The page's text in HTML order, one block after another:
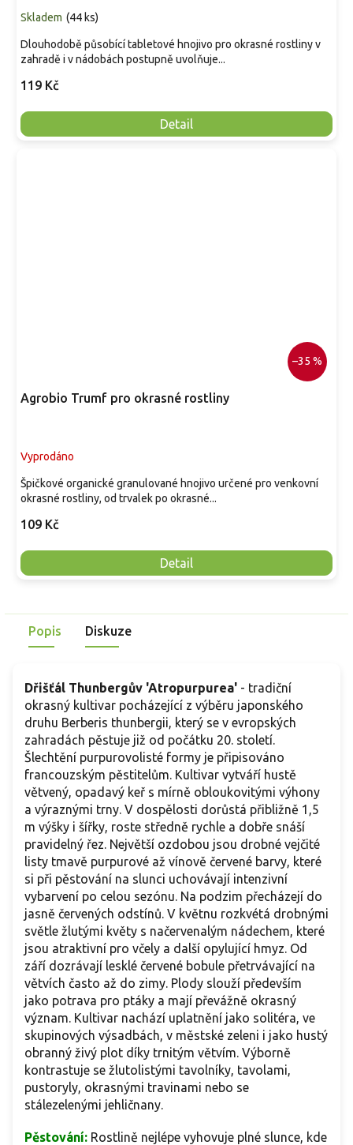
Skladem (44 ks)
119 Kč
Detail
Dlouhodobě působící tabletové hnojivo pro okrasné rostliny v
zahradě i v nádobách postupně uvolňuje...
–35 %
Agrobio Trumf pro okrasné rostliny
Vyprodáno
109 Kč
Detail
Špičkové organické granulované hnojivo určené pro venkovní
okrasné rostliny, od trvalek po okrasné...
Popis Diskuze
Dřišťál Thunbergův 'Atropurpurea' - tradiční
okrasný kultivar pocházející z výběru japonského
druhu Berberis thunbergii, který se v evropských
zahradách pěstuje již od počátku 20. století.
Šlechtění purpurovolisté formy je připisováno
francouzským pěstitelům. Kultivar vytváří hustě
větvený, opadavý keř s mírně obloukovitými výhony
a výraznými trny. V dospělosti dorůstá přibližně 1,5
m výšky i šířky, roste středně rychle a dobře snáší
pravidelný řez. Největší ozdobou jsou drobné vejčité
listy tmavě purpurové až vínově červené barvy, které
si při pěstování na slunci uchovávají intenzivní
vybarvení po celou sezónu. Na podzim přecházejí do
jasně červených odstínů. V květnu rozkvétá drobnými
světle žlutými květy s načervenalým nádechem, které
jsou atraktivní pro včely a další opylující hmyz. Od
září dozrávají lesklé červené bobule přetrvávající na
větvích často až do zimy. Plody slouží především
jako potrava pro ptáky a mají převážně okrasný
význam. Kultivar nachází uplatnění jako solitéra, ve
skupinových výsadbách, v městské zeleni i jako hustý
obranný živý plot díky trnitým větvím. Výborně
kontrastuje se žlutolistými tavolníky, tavolami,
pustoryly, okrasnými travinami nebo se
stálezelenými jehličnany.
Pěstování: Rostlině nejlépe vyhovuje plné slunce, kde